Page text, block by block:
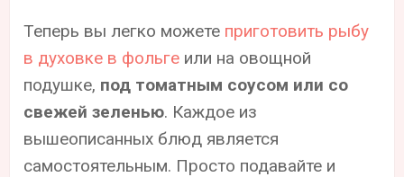
Теперь вы легко можете приготовить рыбу
в духовке в фольге или на овощной
подушке, под томатным соусом или со
свежей зеленью. Каждое из
вышеописанных блюд является
самостоятельным. Просто подавайте и